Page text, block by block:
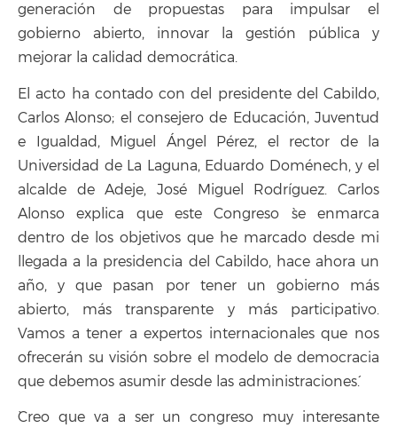
generación de propuestas para impulsar el
gobierno abierto, innovar la gestión pública y
mejorar la calidad democrática.
El acto ha contado con del presidente del Cabildo,
Carlos Alonso; el consejero de Educación, Juventud
e Igualdad, Miguel Ángel Pérez, el rector de la
Universidad de La Laguna, Eduardo Doménech, y el
alcalde de Adeje, José Miguel Rodríguez. Carlos
Alonso explica que este Congreso `se enmarca
dentro de los objetivos que he marcado desde mi
llegada a la presidencia del Cabildo, hace ahora un
año, y que pasan por tener un gobierno más
abierto, más transparente y más participativo.
Vamos a tener a expertos internacionales que nos
ofrecerán su visión sobre el modelo de democracia
que debemos asumir desde las administraciones´.
`Creo que va a ser un congreso muy interesante